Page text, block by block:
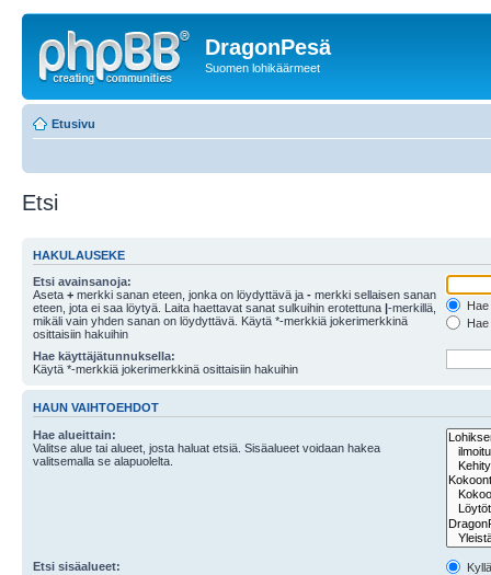
DragonPesä
Suomen lohikäärmeet
Etusivu
Etsi
HAKULAUSEKE
Etsi avainsanoja:
Aseta + merkki sanan eteen, jonka on löydyttävä ja - merkki sellaisen sanan
eteen, jota ei saa löytyä. Laita haettavat sanat sulkuihin erotettuna |-merkillä,
mikäli vain yhden sanan on löydyttävä. Käytä *-merkkiä jokerimerkkinä
osittaisiin hakuihin
Hae käyttäjätunnuksella:
Käytä *-merkkiä jokerimerkkinä osittaisiin hakuihin
HAUN VAIHTOEHDOT
Hae alueittain:
Valitse alue tai alueet, josta haluat etsiä. Sisäalueet voidaan hakea
valitsemalla se alapuolelta.
Etsi sisäalueet: